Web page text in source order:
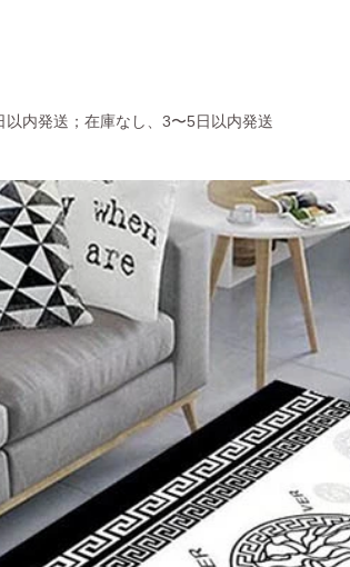
以内発送；在庫なし、3〜5日以内発送